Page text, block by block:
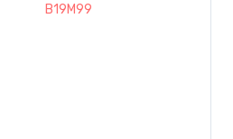
B19M99